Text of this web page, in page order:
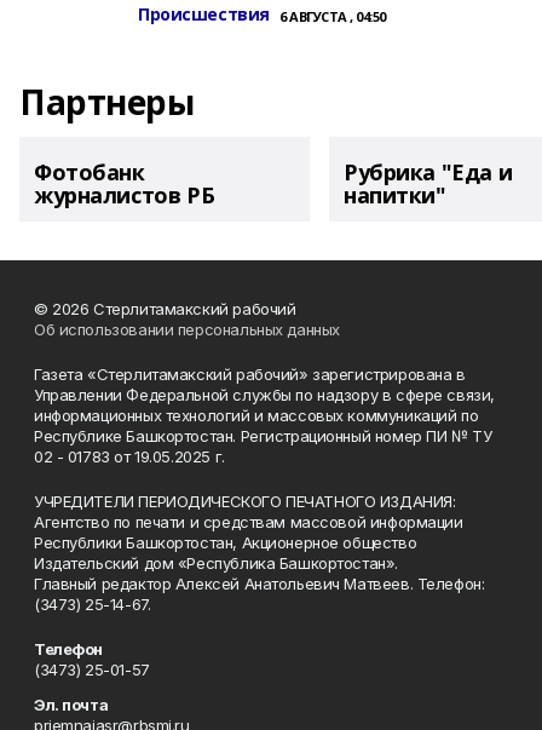
Происшествия 6 АВГУСТА , 04:50
Партнеры
Фотобанк
журналистов РБ
Рубрика "Еда и
напитки"
© 2026 Стерлитамакский рабочий
Об использовании персональных данных
Газета «Стерлитамакский рабочий» зарегистрирована в
Управлении Федеральной службы по надзору в сфере связи,
информационных технологий и массовых коммуникаций по
Республике Башкортостан. Регистрационный номер ПИ № ТУ
02 - 01783 от 19.05.2025 г.
УЧРЕДИТЕЛИ ПЕРИОДИЧЕСКОГО ПЕЧАТНОГО ИЗДАНИЯ:
Агентство по печати и средствам массовой информации
Республики Башкортостан, Акционерное общество
Издательский дом «Республика Башкортостан».
Главный редактор Алексей Анатольевич Матвеев. Телефон:
(3473) 25-14-67.
Телефон
(3473) 25-01-57
Эл. почта
priemnajasr@rbsmi.ru